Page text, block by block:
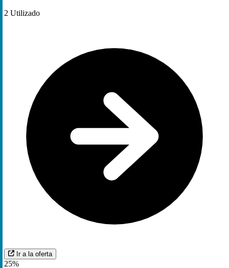
2 Utilizado
Ir a la oferta
25%